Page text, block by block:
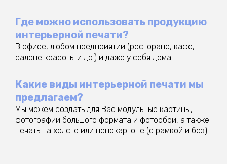
Где можно использовать продукцию
интерьерной печати?
В офисе, любом предприятии (ресторане, кафе,
салоне красоты и др.) и даже у себя дома.
Какие виды интерьерной печати мы
предлагаем?
Мы можем создать для Вас модульные картины,
фотографии большого формата и фотообои, а также
печать на холсте или пенокартоне (с рамкой и без).